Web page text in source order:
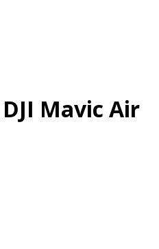
Mavic Air